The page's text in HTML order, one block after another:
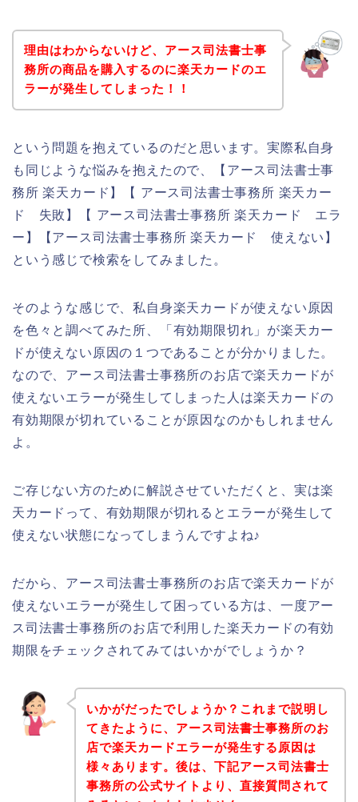
理由はわからないけど、アース司法書士事
務所の商品を購入するのに楽天カードのエ
ラーが発生してしまった！！
という問題を抱えているのだと思います。実際私自身
も同じような悩みを抱えたので、【アース司法書士事
務所 楽天カード】【 アース司法書士事務所 楽天カー
ド 失敗】【 アース司法書士事務所 楽天カード エラ
ー】【アース司法書士事務所 楽天カード 使えない】
という感じで検索をしてみました。
そのような感じで、私自身楽天カードが使えない原因
を色々と調べてみた所、「有効期限切れ」が楽天カー
ドが使えない原因の１つであることが分かりました。
なので、アース司法書士事務所のお店で楽天カードが
使えないエラーが発生してしまった人は楽天カードの
有効期限が切れていることが原因なのかもしれません
よ。
ご存じない方のために解説させていただくと、実は楽
天カードって、有効期限が切れるとエラーが発生して
使えない状態になってしまうんですよね♪
だから、アース司法書士事務所のお店で楽天カードが
使えないエラーが発生して困っている方は、一度アー
ス司法書士事務所のお店で利用した楽天カードの有効
期限をチェックされてみてはいかがでしょうか？
いかがだったでしょうか？これまで説明し
てきたように、アース司法書士事務所のお
店で楽天カードエラーが発生する原因は
様々あります。後は、下記アース司法書士
事務所の公式サイトより、直接質問されて